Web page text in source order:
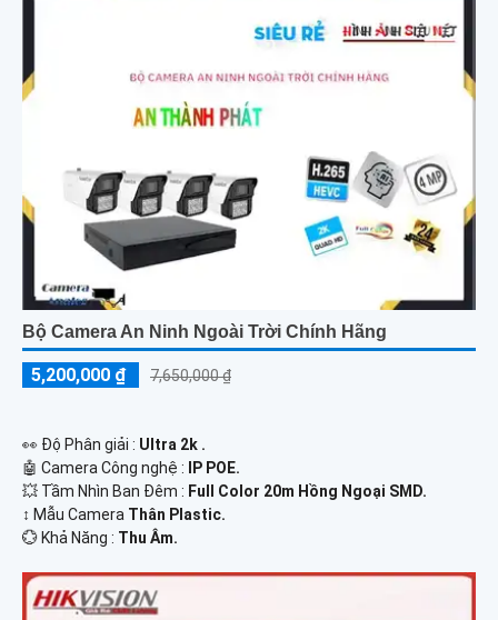
Bộ Camera An Ninh Ngoài Trời Chính Hãng
5,200,000 ₫ 7,650,000 ₫
️👀 Độ Phân giải : Ultra 2k .
🤖️ Camera Công nghệ : IP POE.
💥 Tầm Nhìn Ban Đêm : Full Color 20m Hồng Ngoại SMD.
↕️ Mẫu Camera Thân Plastic.
️💮 Khả Năng : Thu Âm.